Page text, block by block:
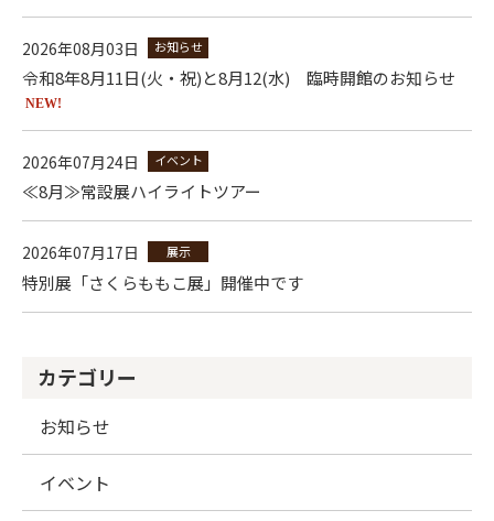
2026年08月03日 お知らせ
令和8年8月11日(火・祝)と8月12(水) 臨時開館のお知らせ
NEW!
2026年07月24日 イベント
≪8月≫常設展ハイライトツアー
2026年07月17日 展示
特別展「さくらももこ展」開催中です
カテゴリー
お知らせ
イベント